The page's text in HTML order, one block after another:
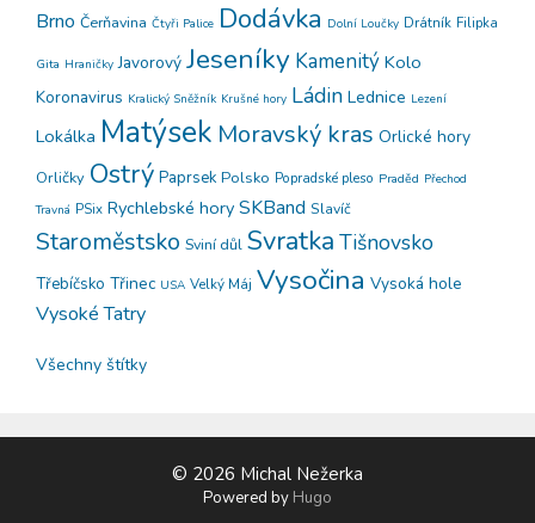
Brno Čerňavina Čtyři Palice Dodávka Dolní Loučky Drátník Filipka
Gita Hraničky Javorový Jeseníky Kamenitý Kolo
Koronavirus Kralický Sněžník Krušné hory Ládin Lednice Lezení
Lokálka Matýsek Moravský kras Orlické hory
Orličky Ostrý Paprsek Polsko Popradské pleso Praděd Přechod
Travná PSix Rychlebské hory SKBand Slavíč
Staroměstsko Sviní důl Svratka Tišnovsko
Třebíčsko Třinec USA Velký Máj Vysočina Vysoká hole
Vysoké Tatry
Všechny štítky
© 2026 Michal Nežerka
Powered by Hugo